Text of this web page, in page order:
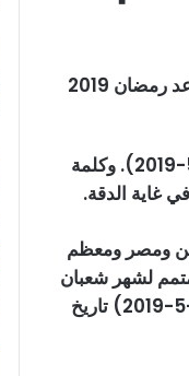
طقس العرب – متى رمضان 2019 ميلادي – 1440 هجري؟ هل تم تحديد موعد رمضان 2019
تاريخ رمضان 2019 فلكياً هو يوم الإثنين، السادس من آيار / مايو 2019 (6-5-2019). وكلمة
غاية الدقة.
ومصر ومعظم
الأحد، الخامس من آيار / مايو 2019 (5-5-2019) المتمم لشهر شعبان
1440 (30 شعبان)، وسيكون يوم الإثنين، السادس من آيار / مايو 2019 (6-5-2019) تاريخ